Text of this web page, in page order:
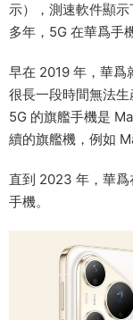
示），測速軟件顯
多年，5G 在華爲手
早在 2019 年，華爲
很長一段時間無法
5G 的旗艦手機是
續的旗艦機，例如
直到 2023 年，華
手機。